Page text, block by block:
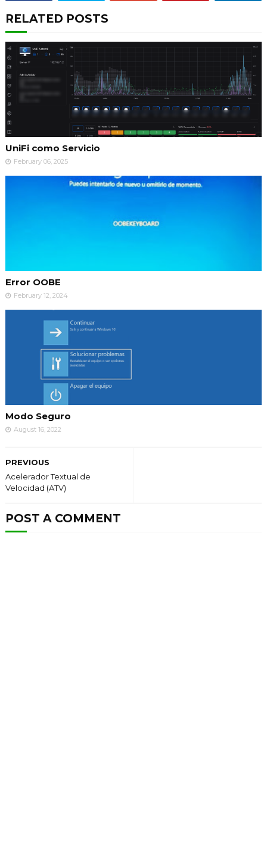
RELATED POSTS
UniFi como Servicio
February 06, 2025
Error OOBE
February 12, 2024
Modo Seguro
August 16, 2022
PREVIOUS
Acelerador Textual de
Velocidad (ATV)
POST A COMMENT